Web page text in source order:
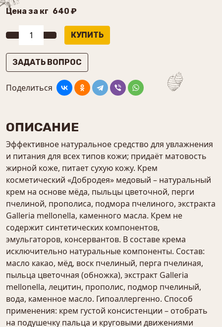
Цена за кг 640 ₽
ЗАДАТЬ ВОПРОС
Поделиться
ОПИСАНИЕ
Эффективное натуральное средство для увлажнения
и питания для всех типов кожи; придаёт матовость
жирной коже, питает сухую кожу. Крем
косметический «Добродея» медовый – натуральный
крем на основе мёда, пыльцы цветочной, перги
пчелиной, прополиса, подмора пчелиного, экстракта
Galleria mellonella, каменного масла. Крем не
содержит синтетических компонентов,
эмульгаторов, консервантов. В составе крема
исключительно натуральные компоненты. Состав:
масло какао, мёд, воск пчелиный, перга пчелиная,
пыльца цветочная (обножка), экстракт Galleria
mellonella, лецитин, прополис, подмор пчелиный,
вода, каменное масло. Гипоаллергенно. Способ
применения: крем густой консистенции – отобрать
на подушечку пальца и круговыми движениями